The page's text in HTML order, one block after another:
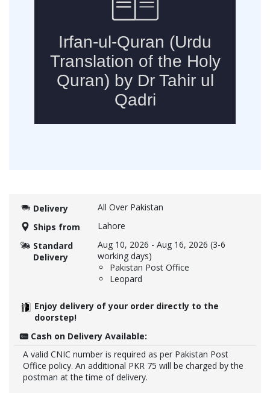
Delivery
All Over Pakistan
Ships from
Lahore
Standard
Delivery
Aug 10, 2026 - Aug 16, 2026 (3-6
working days)
Pakistan Post Office
Leopard
Enjoy delivery of your order directly to the
doorstep!
Cash on Delivery Available:
A valid CNIC number is required as per Pakistan Post
Office policy. An additional PKR 75 will be charged by the
postman at the time of delivery.